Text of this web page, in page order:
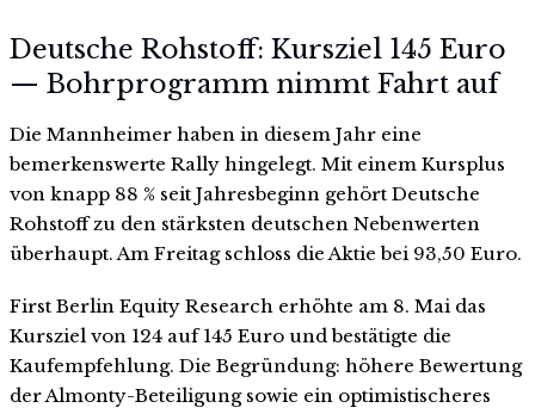
Deutsche Rohstoff: Kursziel 145 Euro
— Bohrprogramm nimmt Fahrt auf
Die Mannheimer haben in diesem Jahr eine
bemerkenswerte Rally hingelegt. Mit einem Kursplus
von knapp 88 % seit Jahresbeginn gehört Deutsche
Rohstoff zu den stärksten deutschen Nebenwerten
überhaupt. Am Freitag schloss die Aktie bei 93,50 Euro.
First Berlin Equity Research erhöhte am 8. Mai das
Kursziel von 124 auf 145 Euro und bestätigte die
Kaufempfehlung. Die Begründung: höhere Bewertung
der Almonty-Beteiligung sowie ein optimistischeres